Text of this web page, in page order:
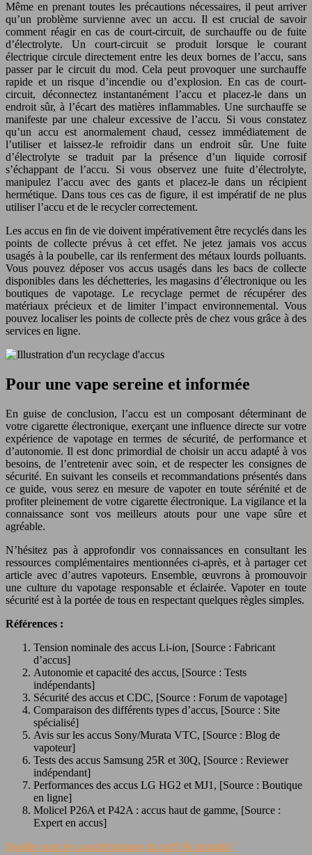
Même en prenant toutes les précautions nécessaires, il peut arriver
qu’un problème survienne avec un accu. Il est crucial de savoir
comment réagir en cas de court-circuit, de surchauffe ou de fuite
d’électrolyte. Un court-circuit se produit lorsque le courant
électrique circule directement entre les deux bornes de l’accu, sans
passer par le circuit du mod. Cela peut provoquer une surchauffe
rapide et un risque d’incendie ou d’explosion. En cas de court-
circuit, déconnectez instantanément l’accu et placez-le dans un
endroit sûr, à l’écart des matières inflammables. Une surchauffe se
manifeste par une chaleur excessive de l’accu. Si vous constatez
qu’un accu est anormalement chaud, cessez immédiatement de
l’utiliser et laissez-le refroidir dans un endroit sûr. Une fuite
d’électrolyte se traduit par la présence d’un liquide corrosif
s’échappant de l’accu. Si vous observez une fuite d’électrolyte,
manipulez l’accu avec des gants et placez-le dans un récipient
hermétique. Dans tous ces cas de figure, il est impératif de ne plus
utiliser l’accu et de le recycler correctement.
Les accus en fin de vie doivent impérativement être recyclés dans les
points de collecte prévus à cet effet. Ne jetez jamais vos accus
usagés à la poubelle, car ils renferment des métaux lourds polluants.
Vous pouvez déposer vos accus usagés dans les bacs de collecte
disponibles dans les déchetteries, les magasins d’électronique ou les
boutiques de vapotage. Le recyclage permet de récupérer des
matériaux précieux et de limiter l’impact environnemental. Vous
pouvez localiser les points de collecte près de chez vous grâce à des
services en ligne.
Pour une vape sereine et informée
En guise de conclusion, l’accu est un composant déterminant de
votre cigarette électronique, exerçant une influence directe sur votre
expérience de vapotage en termes de sécurité, de performance et
d’autonomie. Il est donc primordial de choisir un accu adapté à vos
besoins, de l’entretenir avec soin, et de respecter les consignes de
sécurité. En suivant les conseils et recommandations présentés dans
ce guide, vous serez en mesure de vapoter en toute sérénité et de
profiter pleinement de votre cigarette électronique. La vigilance et la
connaissance sont vos meilleurs atouts pour une vape sûre et
agréable.
N’hésitez pas à approfondir vos connaissances en consultant les
ressources complémentaires mentionnées ci-après, et à partager cet
article avec d’autres vapoteurs. Ensemble, œuvrons à promouvoir
une culture du vapotage responsable et éclairée. Vapoter en toute
sécurité est à la portée de tous en respectant quelques règles simples.
Références :
Tension nominale des accus Li-ion, [Source : Fabricant
d’accus]
Autonomie et capacité des accus, [Source : Tests
indépendants]
Sécurité des accus et CDC, [Source : Forum de vapotage]
Comparaison des différents types d’accus, [Source : Site
spécialisé]
Avis sur les accus Sony/Murata VTC, [Source : Blog de
vapoteur]
Tests des accus Samsung 25R et 30Q, [Source : Reviewer
indépendant]
Performances des accus LG HG2 et MJ1, [Source : Boutique
en ligne]
Molicel P26A et P42A : accus haut de gamme, [Source :
Expert en accus]
Quelles sont les caractéristiques du puff 9k tornado?